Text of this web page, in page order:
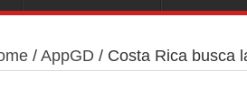
/ AppGD / Costa Rica busca